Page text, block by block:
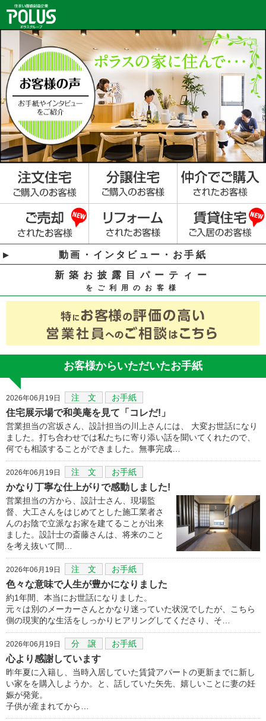
動画・インタビュー・お手紙
新築お披露目パーティー
をご利用のお客様
お客様からいただいたお手紙
2026年06月19日 注 文 お手紙
住宅展示場で和美庵を見て「コレだ!」
営業担当の宮坂さん、設計担当の川上さんには、 大変お世話になり
ました。打ち合わせでは私たちに寄り添い話を聞いてくれたので、
何でも相談することができました。無事完成…
2026年06月19日 注 文 お手紙
かなり丁寧な仕上がりで感動しました!
営業担当の方から、設計士さん、現場監
督、大工さんをはじめてとした施工業者さ
んのお陰で立派なお家を建てることが出来
ました。設計士の斎藤さんは、将来のこと
を考え抜いて間…
2026年06月19日 注 文 お手紙
色々な意味で人生が豊かになりました
約1年間、本当にお世話になりました。
元々は別のメーカーさんとかなり迷っていた状況でしたが、こちら
側の現実的な生活をしっかりヒアリングしてくださり、そ…
2026年06月19日 分 譲 お手紙
心より感謝しています
昨年夏に入籍し、当時入居していた賃貸アパートの更新までに新し
い家をを購入しようか。と、話していた矢先、嬉しいことに妻の妊
娠が発覚。
子供が産まれてから…